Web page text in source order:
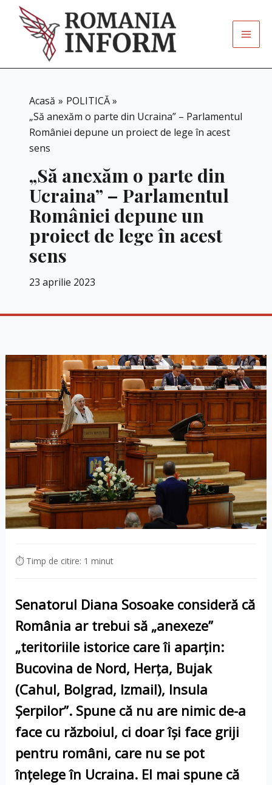
content
Acasă
POLITICĂ
„Să anexăm o parte din Ucraina” – Parlamentul
României depune un proiect de lege în acest
sens
„Să anexăm o parte din
Ucraina” – Parlamentul
României depune un
proiect de lege în acest
sens
23 aprilie 2023
⏱ Timp de citire: 1 minut
Senatorul Diana Sosoake consideră că
România ar trebui să „anexeze”
„teritoriile istorice care îi aparțin:
Bucovina de Nord, Herța, Bujak
(Cahul, Bolgrad, Izmail), Insula
Șerpilor”. Spune că nu are nimic de-a
face cu războiul, ci doar își face griji
pentru români, care nu se pot
înțelege în Ucraina. El mai spune că